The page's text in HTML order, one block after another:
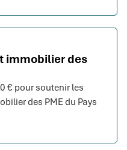
immobilier des
€ pour soutenir les
des PME du Pays